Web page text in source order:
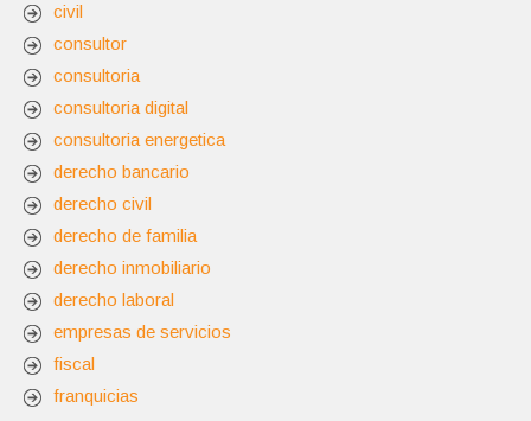
civil
consultor
consultoria
consultoria digital
consultoria energetica
derecho bancario
derecho civil
derecho de familia
derecho inmobiliario
derecho laboral
empresas de servicios
fiscal
franquicias